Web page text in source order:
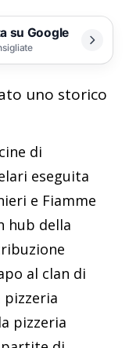
su Google
uno storico
di
eseguita
e Fiamme
hub della
al clan di
pizzeria
pizzeria